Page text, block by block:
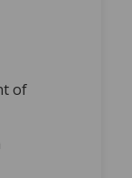
of